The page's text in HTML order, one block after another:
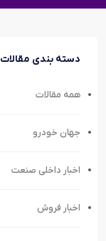
دسته بندی مقالات
همه مقالات
جهان خودرو
اخبار داخلی صنعت
اخبار فروش